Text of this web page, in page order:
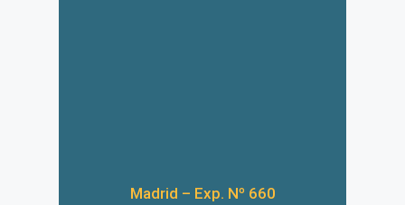
Madrid – Exp. Nº 660